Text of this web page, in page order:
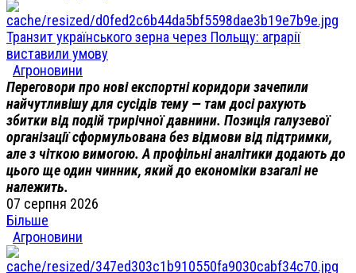
Транзит українського зерна через Польщу: аграрії
виставили умову
Агроновини
Переговори про нові експортні коридори зачепили
найчутливішу для сусідів тему — там досі рахують
збитки від подій трирічної давнини. Позиція галузевої
організації сформульована без відмови від підтримки,
але з чіткою вимогою. А профільні аналітики додають до
цього ще один чинник, який до економіки взагалі не
належить.
07 серпня 2026
Більше
Агроновини